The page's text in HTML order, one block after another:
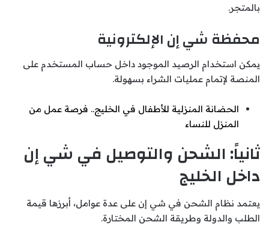
بالمتجر.
محفظة شي إن الإلكترونية
يمكن استخدام الرصيد الموجود داخل حساب المستخدم على
المنصة لإتمام عمليات الشراء بسهولة.
الحضانة المنزلية للأطفال في الخليج.. فرصة عمل من
المنزل للنساء
ثانياً: الشحن والتوصيل في شي إن
داخل الخليج
يعتمد نظام الشحن في شي إن على عدة عوامل، أبرزها قيمة
الطلب والدولة وطريقة الشحن المختارة.